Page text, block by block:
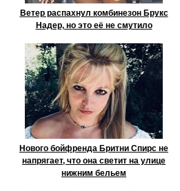
Ветер распахнул комбинезон Брукс
Надер, но это её не смутило
Нового бойфренда Бритни Спирс не
напрягает, что она светит на улице
нижним бельем